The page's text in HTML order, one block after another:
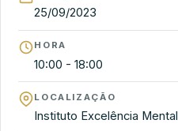
25/09/2023
HORA
10:00 - 18:00
LOCALIZAÇÃO
Instituto Excelência Mental